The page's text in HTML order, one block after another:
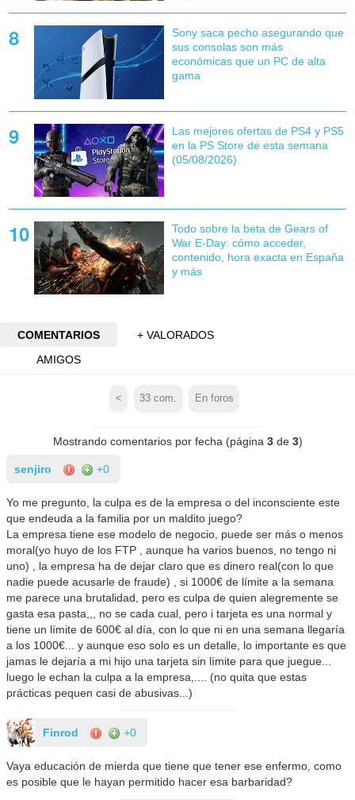
Sony saca pecho asegurando que
sus consolas son más
económicas que un PC de alta
gama
Las mejores ofertas de PS4 y PS5
en la PS Store de esta semana
(05/08/2026)
Todo sobre la beta de Gears of
War E-Day: cómo acceder,
contenido, hora exacta en España
y más
COMENTARIOS
+ VALORADOS
AMIGOS
< 33 com. En foros
Mostrando comentarios por fecha (página 3de 3)
senjiro +0
Yo me pregunto, la culpa es de la empresa o del inconsciente este
que endeuda a la familia por un maldito juego?
La empresa tiene ese modelo de negocio, puede ser más o menos
moral(yo huyo de los FTP , aunque ha varios buenos, no tengo ni
uno) , la empresa ha de dejar claro que es dinero real(con lo que
nadie puede acusarle de fraude) , si 1000€ de límite a la semana
me parece una brutalidad, pero es culpa de quien alegremente se
gasta esa pasta,,, no se cada cual, pero i tarjeta es una normal y
tiene un límite de 600€ al día, con lo que ni en una semana llegaría
a los 1000€... y aunque eso solo es un detalle, lo importante es que
jamas le dejaría a mi hijo una tarjeta sin límite para que juegue...
luego le echan la culpa a la empresa,.... (no quita que estas
prácticas pequen casi de abusivas...)
Finrod +0
Vaya educación de mierda que tiene que tener ese enfermo, como
es posible que le hayan permitido hacer esa barbaridad?